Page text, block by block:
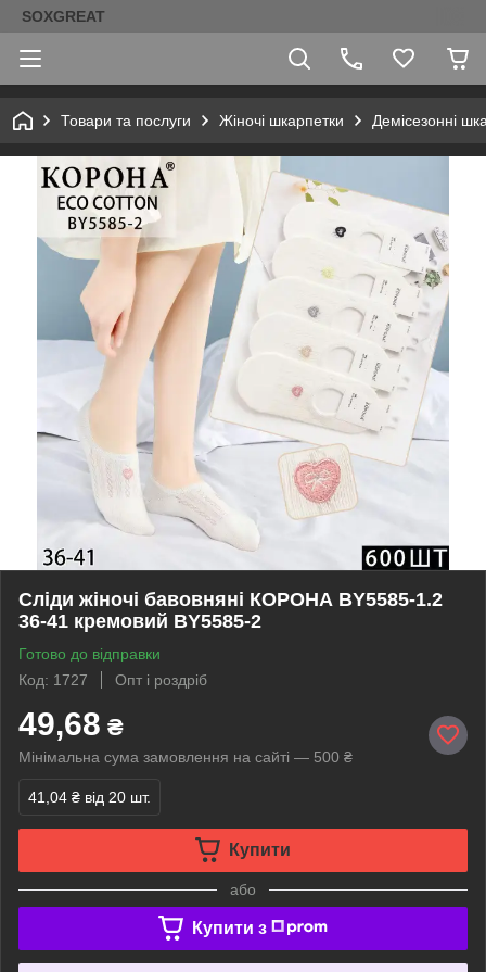
SOXGREAT
Товари та послуги Жіночі шкарпетки Демісезонні
Сліди жіночі бавовняні КОРОНА BY5585-1.2
36-41 кремовий BY5585-2
Готово до відправки
Код: 1727
Опт і роздріб
49,68 ₴
Мінімальна сума замовлення на сайті — 500 ₴
41,04 ₴ від 20 шт.
Купити
або
Купити з